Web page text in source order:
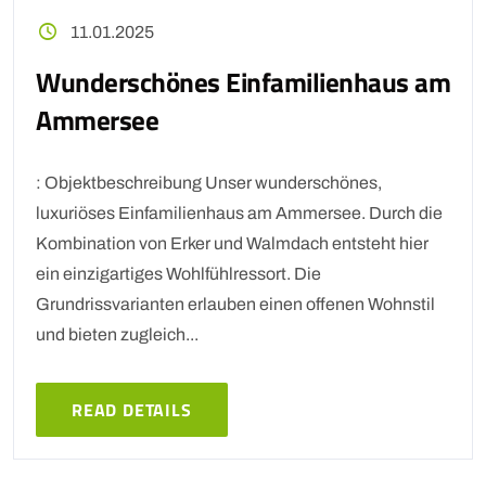
11.01.2025
Wunderschönes Einfamilienhaus am
Ammersee
: Objektbeschreibung Unser wunderschönes,
luxuriöses Einfamilienhaus am Ammersee. Durch die
Kombination von Erker und Walmdach entsteht hier
ein einzigartiges Wohlfühlressort. Die
Grundrissvarianten erlauben einen offenen Wohnstil
und bieten zugleich...
READ DETAILS